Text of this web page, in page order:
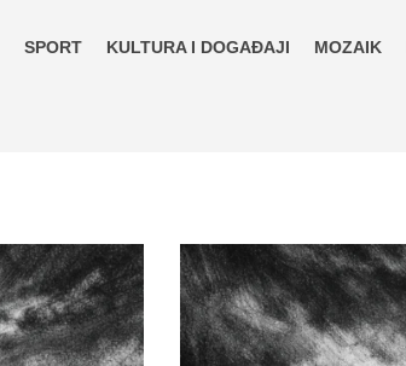
SPORT KULTURA I DOGAĐAJI MOZAIK